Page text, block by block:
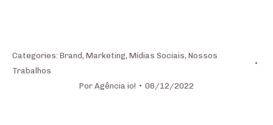
Categories: Brand, Marketing, Mídias Sociais, Nossos
Trabalhos
Por Agência io! 06/12/2022